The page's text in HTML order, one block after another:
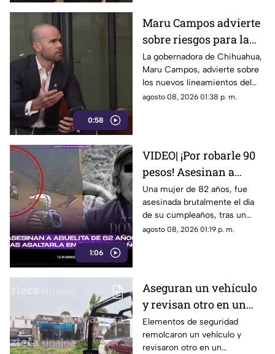
0:58
Maru Campos advierte
sobre riesgos para la
libertad de expresión
La gobernadora de Chihuahua,
Maru Campos, advierte sobre
los nuevos lineamientos del
Gobierno Federal que
agosto 08, 2026 01:38 p. m.
1:06
VIDEO| ¡Por robarle 90
pesos! Asesinan a
abuelita de 82 años tras
asaltarla en su
cumpleaños
Una mujer de 82 años, fue
asesinada brutalmente el día
de su cumpleaños, tras un
asalto por solo 90 pesos.
agosto 08, 2026 01:19 p. m.
Aseguran un vehículo
y revisan otro en un
autolavado de
Portalegre, Culiacán
Elementos de seguridad
remolcaron un vehículo y
revisaron otro en un